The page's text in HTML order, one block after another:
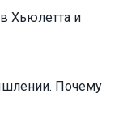
Хьюлетта и
Почему